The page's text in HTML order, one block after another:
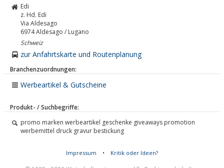
Edi
z. Hd. Edi
Via Aldesago
6974Aldesago / Lugano
Schweiz
zur Anfahrtskarte und Routenplanung
Branchenzuordnungen:
Werbeartikel & Gutscheine
Produkt- / Suchbegriffe:
promo marken werbeartikel geschenke giveaways promotion
werbemittel druck gravur bestickung
Impressum • Kritik oder Ideen?